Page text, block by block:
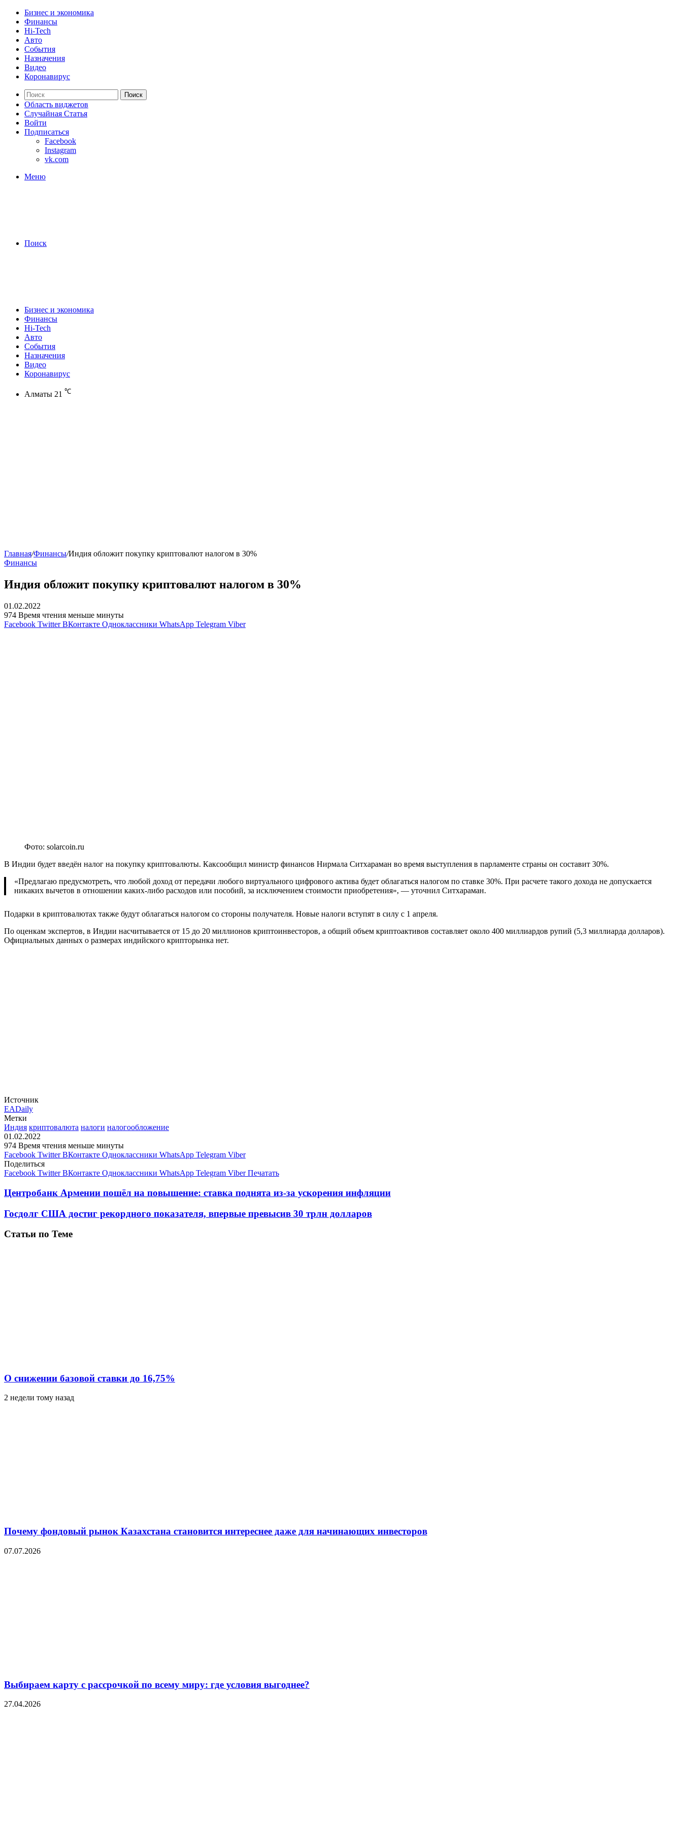
Бизнес и экономика
Финансы
Hi-Tech
Авто
События
Назначения
Видео
Коронавирус
Поиск
Область виджетов
Случайная Статья
Войти
Подписаться
Facebook
Instagram
vk.com
Меню
Поиск
Бизнес и экономика
Финансы
Hi-Tech
Авто
События
Назначения
Видео
Коронавирус
Алматы 21 ℃
Главная/Финансы/Индия обложит покупку криптовалют налогом в 30%
Финансы
Индия обложит покупку криптовалют налогом в 30%
01.02.2022
974 Время чтения меньше минуты
Facebook Twitter ВКонтакте Одноклассники WhatsApp Telegram Viber
Фото: solarcoin.ru
В Индии будет введён налог на покупку криптовалюты. Каксообщил министр финансов Нирмала Ситхараман во время выступления в парламенте страны он составит 30%.
«Предлагаю предусмотреть, что любой доход от передачи любого виртуального цифрового актива будет облагаться налогом по ставке 30%. При расчете такого дохода не допускается
никаких вычетов в отношении каких-либо расходов или пособий, за исключением стоимости приобретения», — уточнил Ситхараман.
Подарки в криптовалютах также будут облагаться налогом со стороны получателя. Новые налоги вступят в силу с 1 апреля.
По оценкам экспертов, в Индии насчитывается от 15 до 20 миллионов криптоинвесторов, а общий объем криптоактивов составляет около 400 миллиардов рупий (5,3 миллиарда долларов).
Официальных данных о размерах индийского крипторынка нет.
Источник
EADaily
Метки
Индия криптовалюта налоги налогообложение
01.02.2022
974 Время чтения меньше минуты
Facebook Twitter ВКонтакте Одноклассники WhatsApp Telegram Viber
Поделиться
Facebook Twitter ВКонтакте Одноклассники WhatsApp Telegram Viber Печатать
Центробанк Армении пошëл на повышение: ставка поднята из-за ускорения инфляции
Госдолг США достиг рекордного показателя, впервые превысив 30 трлн долларов
Статьи по Теме
О снижении базовой ставки до 16,75%
2 недели тому назад
Почему фондовый рынок Казахстана становится интереснее даже для начинающих инвесторов
07.07.2026
Выбираем карту с рассрочкой по всему миру: где условия выгоднее?
27.04.2026